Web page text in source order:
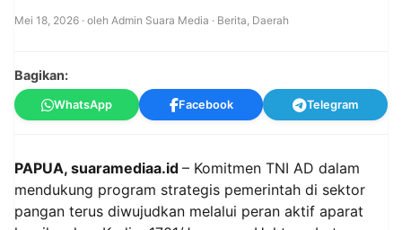
Mei 18, 2026 · oleh Admin Suara Media · Berita, Daerah
Bagikan:
WhatsApp Facebook Telegram
PAPUA, suaramediaa.id – Komitmen TNI AD dalam
mendukung program strategis pemerintah di sektor
pangan terus diwujudkan melalui peran aktif aparat